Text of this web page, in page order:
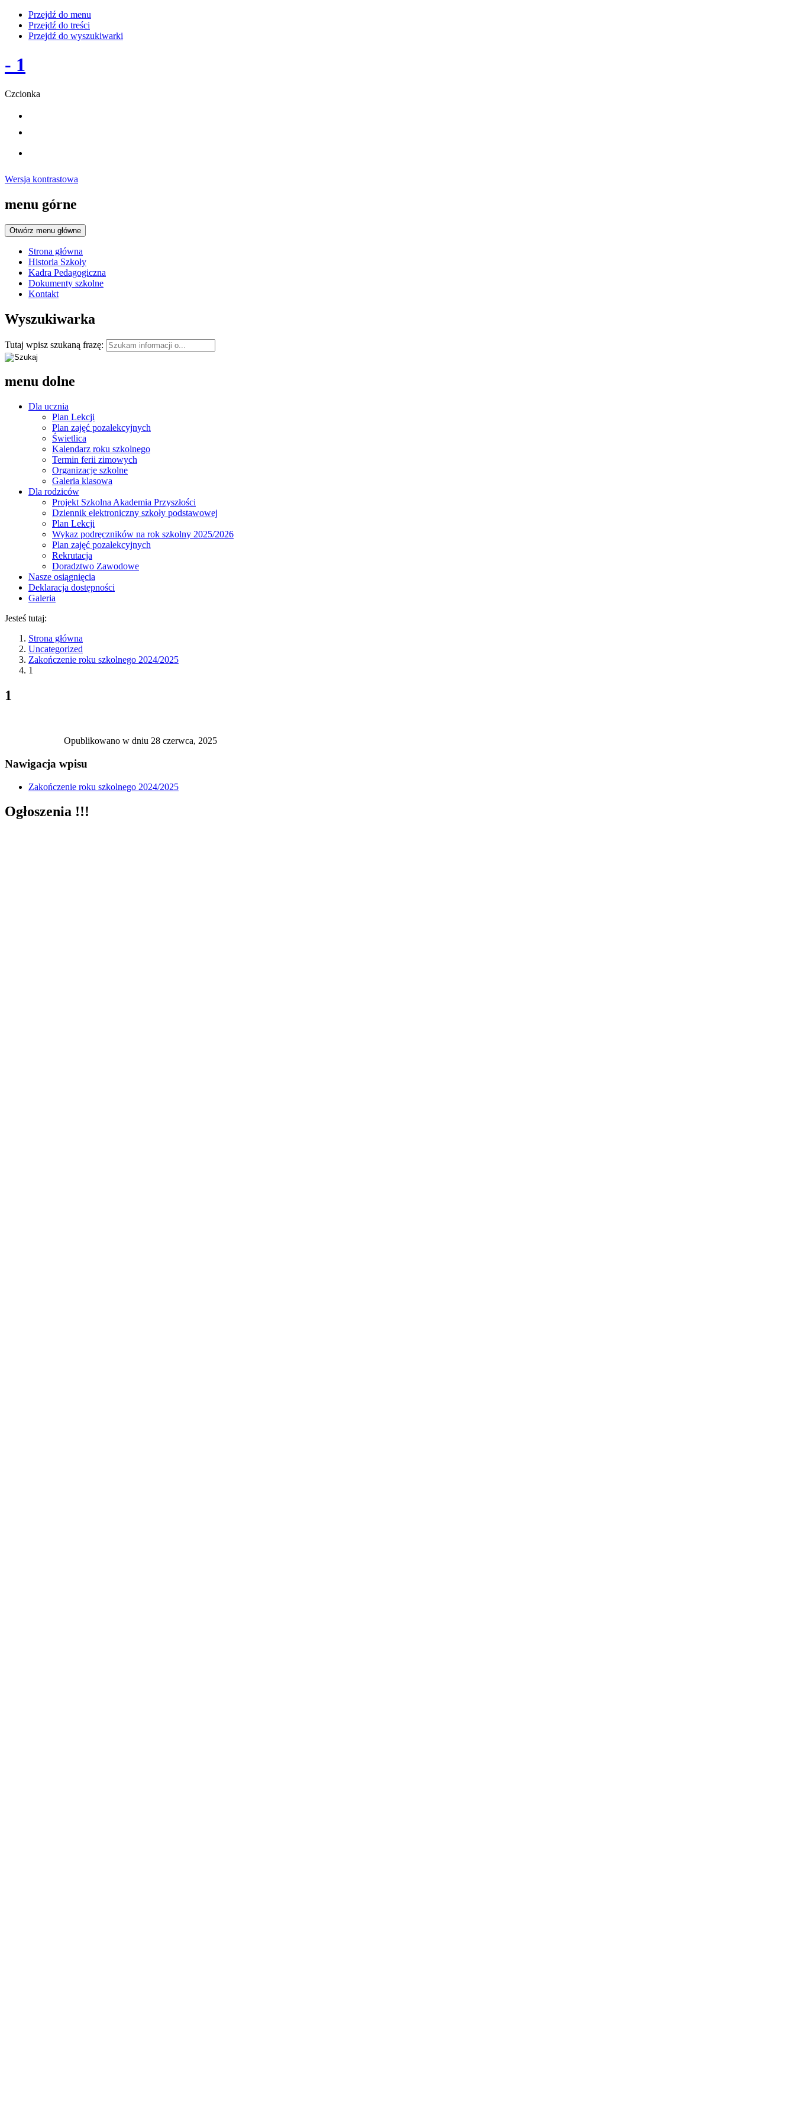
Przejdź do menu
Przejdź do treści
Przejdź do wyszukiwarki
- 1
Czcionka
Wersja kontrastowa
menu górne
Otwórz menu główne
Strona główna
Historia Szkoły
Kadra Pedagogiczna
Dokumenty szkolne
Kontakt
Wyszukiwarka
Tutaj wpisz szukaną frazę:
menu dolne
Dla ucznia
Plan Lekcji
Plan zajęć pozalekcyjnych
Świetlica
Kalendarz roku szkolnego
Termin ferii zimowych
Organizacje szkolne
Galeria klasowa
Dla rodziców
Projekt Szkolna Akademia Przyszłości
Dziennik elektroniczny szkoły podstawowej
Plan Lekcji
Wykaz podręczników na rok szkolny 2025/2026
Plan zajęć pozalekcyjnych
Rekrutacja
Doradztwo Zawodowe
Nasze osiągnięcia
Deklaracja dostępności
Galeria
Jesteś tutaj:
Strona główna
Uncategorized
Zakończenie roku szkolnego 2024/2025
1
1
Opublikowano w dniu 28 czerwca, 2025
Nawigacja wpisu
Zakończenie roku szkolnego 2024/2025
Ogłoszenia !!!